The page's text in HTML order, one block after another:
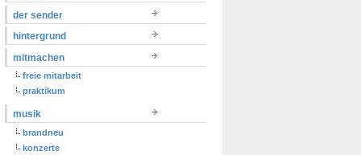
der sender
hintergrund
mitmachen
freie mitarbeit
praktikum
musik
brandneu
konzerte